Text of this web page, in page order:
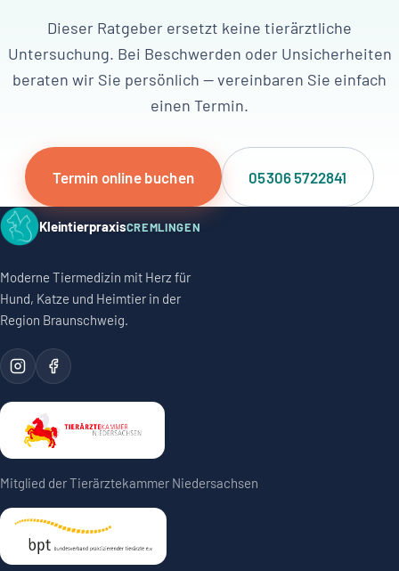
Dieser Ratgeber ersetzt keine tierärztliche
Untersuchung. Bei Beschwerden oder Unsicherheiten
beraten wir Sie persönlich — vereinbaren Sie einfach
einen Termin.
Termin online buchen 05306 5722841
KleintierpraxisCREMLINGEN
Moderne Tiermedizin mit Herz für
Hund, Katze und Heimtier in der
Region Braunschweig.
Mitglied der Tierärztekammer Niedersachsen